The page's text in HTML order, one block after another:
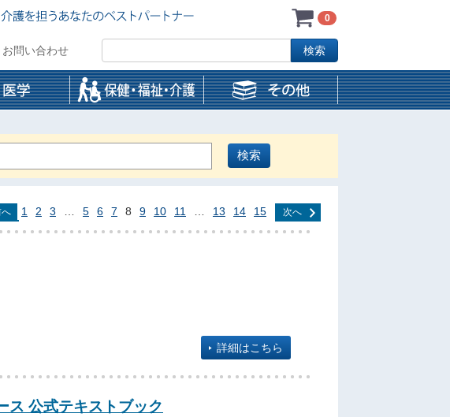
0
お問い合わせ
1 2 3 5 6 7 8 9 10 11 13 14 15 次へ
詳細はこちら
ス 公式テキストブック